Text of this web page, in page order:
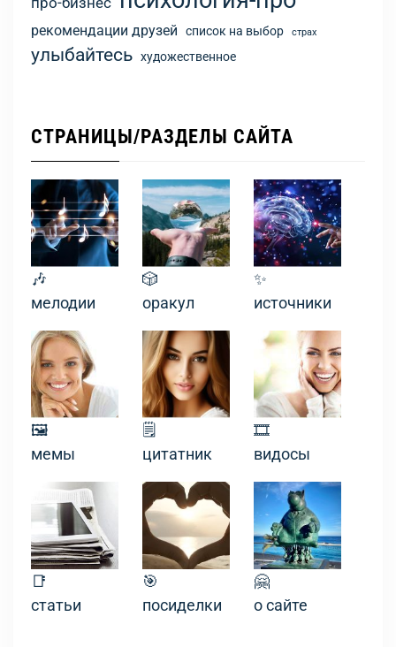
рекомендации друзей список на выбор страх
улыбайтесь художественное
СТРАНИЦЫ/РАЗДЕЛЫ САЙТА
🎶
мелодии
🎲
оракул
✨
источники
🖼
мемы
🗒
цитатник
🎞
видосы
📑
статьи
🎯
посиделки
🤗
о сайте